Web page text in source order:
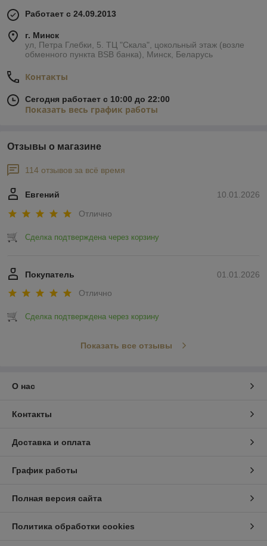
Работает с 24.09.2013
г. Минск
ул, Петра Глебки, 5. ТЦ "Скала", цокольный этаж (возле
обменного пункта BSB банка), Минск, Беларусь
Контакты
Сегодня работает с 10:00 до 22:00
Показать весь график работы
Отзывы о магазине
114 отзывов за всё время
10.01.2026
Евгений
Отлично
Сделка подтверждена через корзину
01.01.2026
Покупатель
Отлично
Сделка подтверждена через корзину
Показать все отзывы
О нас
Контакты
Доставка и оплата
График работы
Полная версия сайта
Политика обработки cookies